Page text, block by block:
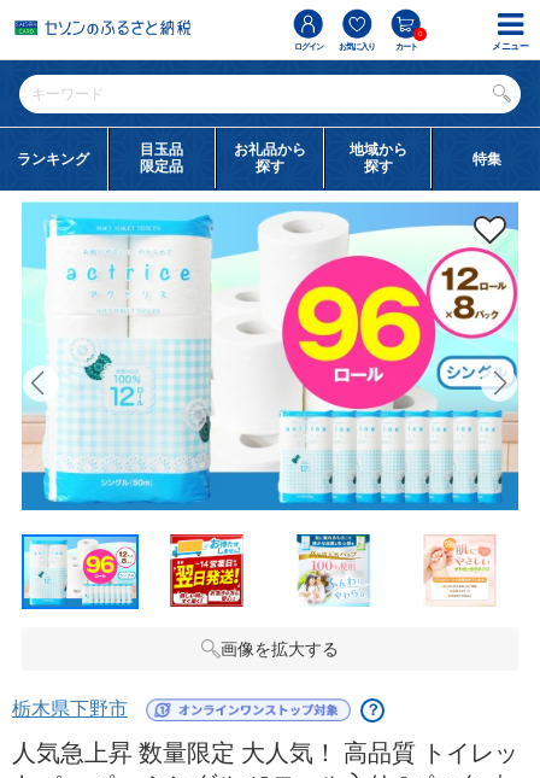
ログイン お気に入り カート
0
ランキング
目玉品
限定品
お礼品から
探す
地域から
探す
特集
画像を拡大する
栃木県下野市 ？
人気急上昇 数量限定 大人気！ 高品質 トイレッ
メニュー